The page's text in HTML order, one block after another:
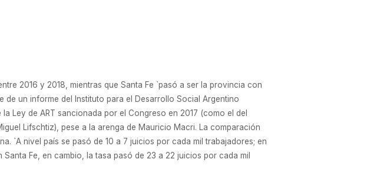
2016 y 2018, mientras que Santa Fe `pasó a ser la provincia con
un informe del Instituto para el Desarrollo Social Argentino
Ley de ART sancionada por el Congreso en 2017 (como el del
Lifschtiz), pese a la arenga de Mauricio Macri. La comparación
`A nivel país se pasó de 10 a 7 juicios por cada mil trabajadores; en
Fe, en cambio, la tasa pasó de 23 a 22 juicios por cada mil